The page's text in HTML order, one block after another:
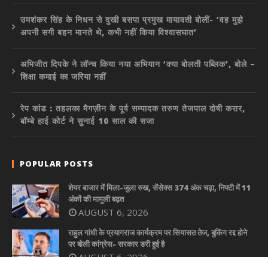
उमशंकर सिंह के निधन से दुखी बसपा प्रमुख मायावती बोलीं- ‘वह मुझे
अपनी सगी बहन मानते थे, कभी नहीं किया विश्वासघात’
अभिजीत दिपके ने लॉन्च किया नया अभियान ‘क्या बोलती पब्लिक’, बोले –
शिक्षा कमाई का जरिया नहीं
रेप कांड : तहलका मैगज़ीन के पूर्व सम्पादक तरुण तेजपाल दोषी करार,
बॉम्बे हाई कोर्ट ने सुनाई 10 साल की सजा
POPULAR POSTS
शेयर बाजार में मिला-जुला रुख, सेंसेक्स 374 अंक चढ़ा, निफ्टी में 11
अंकों की मामूली बढ़त
AUGUST 6, 2026
राहुल गांधी के प्रयागराज कार्यक्रम पर सियासत तेज, बुकिंग रद्द होने
पर बोली कांग्रेस- सरकार डरी हुई है